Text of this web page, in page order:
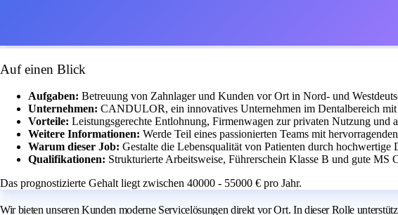
Auf einen Blick
Aufgaben: Betreuung von Zahnlager und Kunden vor Ort in Nord- und
Unternehmen: CANDULOR, ein innovatives Unternehmen im Dentalbereich mit
Vorteile: Leistungsgerechte Entlohnung, Firmenwagen zur privaten Nutzung und
Weitere Informationen: Werde Teil eines passionierten Teams mit
Warum dieser Job: Gestalte die Lebensqualität von Patienten durch hochwertige
Qualifikationen: Strukturierte Arbeitsweise, Führerschein Klasse B und gute MS
Das prognostizierte Gehalt liegt zwischen 40000 - 55000 € pro Jahr.
Wir bieten unseren Kunden moderne Servicelösungen direkt vor Ort. In dieser Rolle